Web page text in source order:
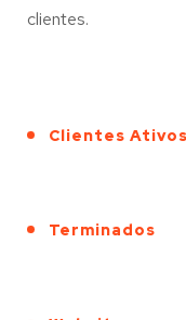
clientes.
Clientes Ativos
Terminados